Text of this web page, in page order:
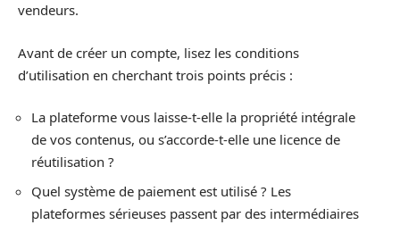
vendeurs.
Avant de créer un compte, lisez les conditions
d’utilisation en cherchant trois points précis :
La plateforme vous laisse-t-elle la propriété intégrale
de vos contenus, ou s’accorde-t-elle une licence de
réutilisation ?
Quel système de paiement est utilisé ? Les
plateformes sérieuses passent par des intermédiaires